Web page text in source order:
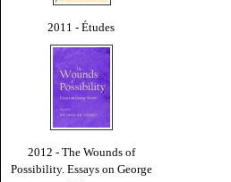
2011 - Études
2012 - The Wounds of
Possibility. Essays on George